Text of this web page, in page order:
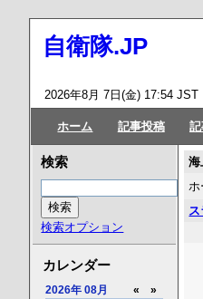
自衛隊.JP
2026年8月 7日(金) 17:54 JST
ホーム 記事投稿
海
ホ
検索
検索オプション
カレンダー
2026年 08月 « »